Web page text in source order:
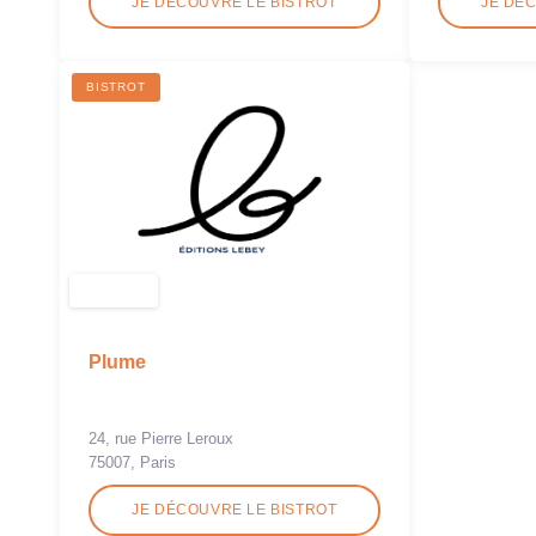
BISTROT
Plume
24, rue Pierre Leroux
75007, Paris
JE DÉCOUVRE LE BISTROT